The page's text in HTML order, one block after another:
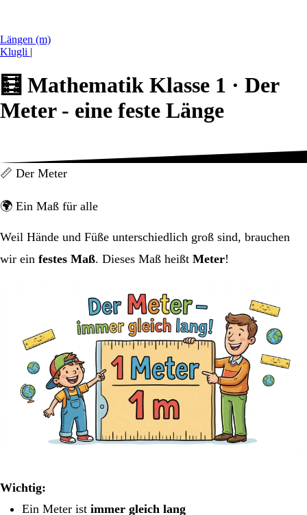
Längen (m)
Klugli |
🧮 Mathematik Klasse 1 · Der
Meter - eine feste Länge
📏 Der Meter
🌍 Ein Maß für alle
Weil Hände und Füße unterschiedlich groß sind, brauchen
wir ein festes Maß. Dieses Maß heißt Meter!
Wichtig:
Ein Meter ist immer gleich lang